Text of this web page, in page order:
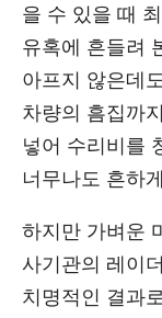
을 수 있을 때
유혹에 흔들려
아프지 않은데
차량의 흠집까
넣어 수리비를
너무나도 흔하
하지만 가벼운
사기관의 레이
치명적인 결과